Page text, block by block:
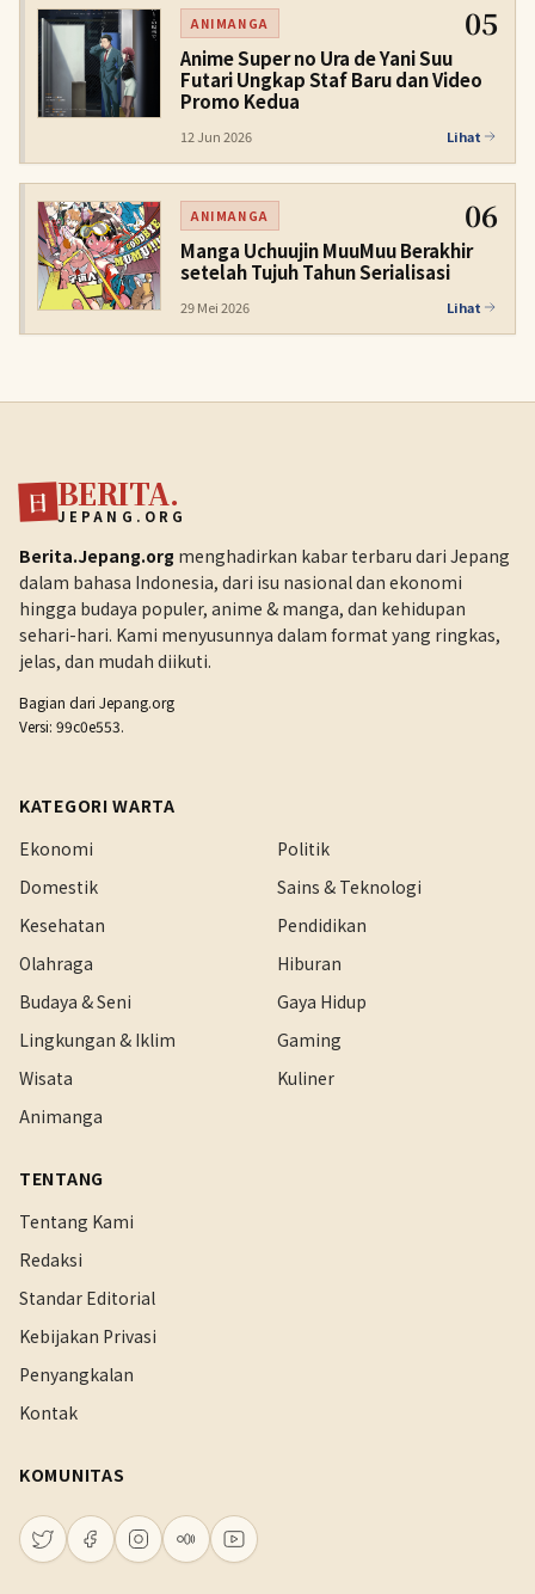
ANIMANGA 05
Anime Super no Ura de Yani Suu
Futari Ungkap Staf Baru dan Video
Promo Kedua
12 Jun 2026 Lihat
ANIMANGA 06
Manga Uchuujin MuuMuu Berakhir
setelah Tujuh Tahun Serialisasi
29 Mei 2026 Lihat
日 BERITA.
JEPANG.ORG
Berita.Jepang.org menghadirkan kabar terbaru dari Jepang
dalam bahasa Indonesia, dari isu nasional dan ekonomi
hingga budaya populer, anime & manga, dan kehidupan
sehari-hari. Kami menyusunnya dalam format yang ringkas,
jelas, dan mudah diikuti.
Bagian dari Jepang.org
Versi: 99c0e553.
KATEGORI WARTA
Ekonomi
Politik
Domestik
Sains & Teknologi
Kesehatan
Pendidikan
Olahraga
Hiburan
Budaya & Seni
Gaya Hidup
Lingkungan & Iklim
Gaming
Wisata
Kuliner
Animanga
TENTANG
Tentang Kami
Redaksi
Standar Editorial
Kebijakan Privasi
Penyangkalan
Kontak
KOMUNITAS